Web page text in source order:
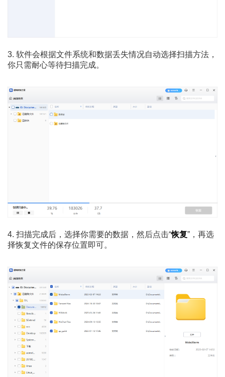
3. 软件会根据文件系统和数据丢失情况自动选择扫描方法，
你只需耐心等待扫描完成。
4. 扫描完成后，选择你需要的数据，然后点击“恢复”，再选
择恢复文件的保存位置即可。